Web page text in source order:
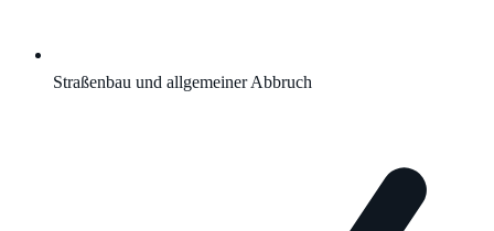
Straßenbau und allgemeiner Abbruch